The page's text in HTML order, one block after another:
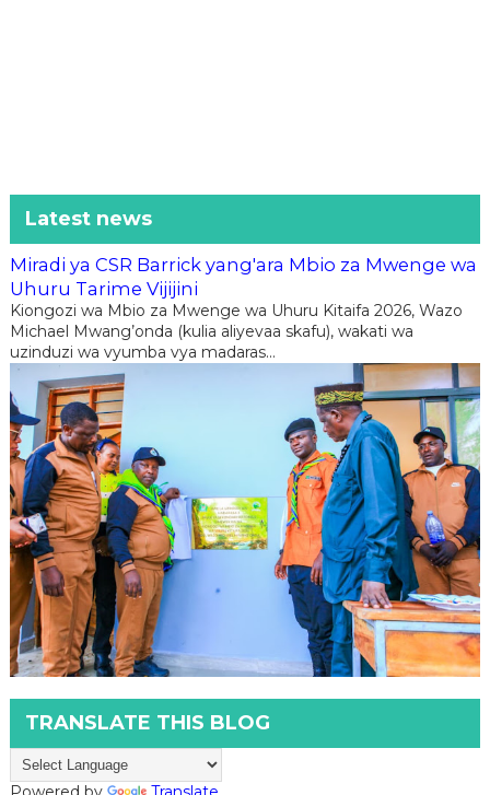
Latest news
Miradi ya CSR Barrick yang'ara Mbio za Mwenge wa
Uhuru Tarime Vijijini
Kiongozi wa Mbio za Mwenge wa Uhuru Kitaifa 2026, Wazo
Michael Mwang’onda (kulia aliyevaa skafu), wakati wa
uzinduzi wa vyumba vya madaras...
TRANSLATE THIS BLOG